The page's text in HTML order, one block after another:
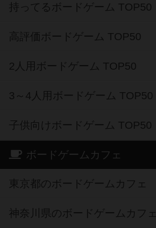
持ってるボードゲーム TOP50
高評価ボードゲーム TOP50
2人用ボードゲーム TOP50
3～4人用ボードゲーム TOP50
子供向けボードゲーム TOP50
ボードゲームカフェ
東京都のボードゲームカフェ
神奈川県のボードゲームカフェ